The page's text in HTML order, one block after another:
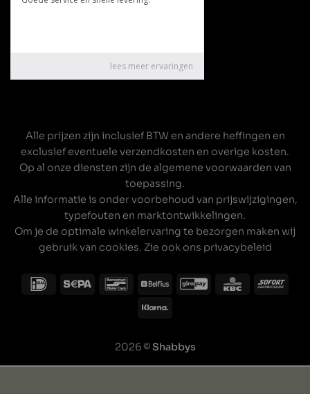
Alle prijzen zijn inclusief BTW en andere heffingen en
exclusief eventuele verzendkosten en overige kosten.
Op al onze diensten zijn de algemene voorwaarden van
toepassing.
Alle informatie is onder voorbehoud van prijswijzigingen,
typefouten en marktontwikkelingen.
Om je de optimale winkelervaring te bezorgen maken wij
gebruik van cookies. Zie ook ons privacybeleid
2026 ©Shabbys